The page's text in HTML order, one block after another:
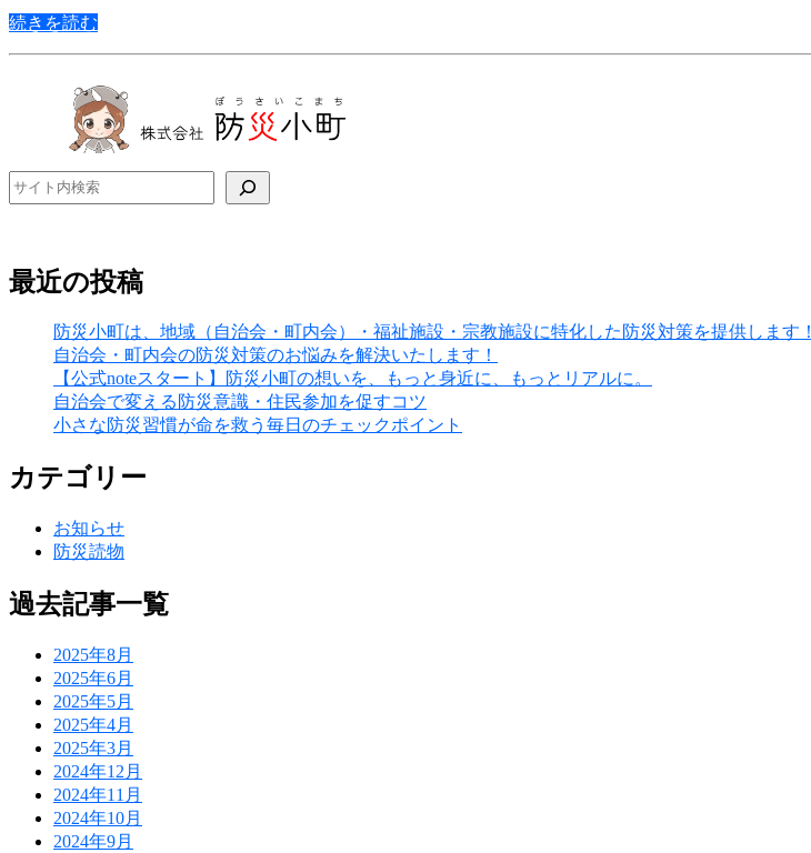
続きを読む
検索
最近の投稿
防災小町は、地域（自治会・町内会）・福祉施設・宗教施設に特化した防災対策を提供します！
自治会・町内会の防災対策のお悩みを解決いたします！
【公式noteスタート】防災小町の想いを、もっと身近に、もっとリアルに。
自治会で変える防災意識・住民参加を促すコツ
小さな防災習慣が命を救う毎日のチェックポイント
カテゴリー
お知らせ
防災読物
過去記事一覧
2025年8月
2025年6月
2025年5月
2025年4月
2025年3月
2024年12月
2024年11月
2024年10月
2024年9月